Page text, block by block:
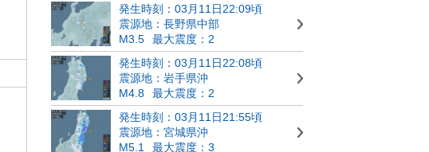
発生時刻：03月11日22:09頃
震源地：長野県中部
M3.5
最大震度：2
発生時刻：03月11日22:08頃
震源地：岩手県沖
M4.8
最大震度：2
発生時刻：03月11日21:55頃
震源地：宮城県沖
M5.1
最大震度：3